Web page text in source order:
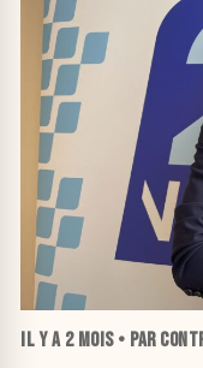
IL Y A 2 MOIS• PAR